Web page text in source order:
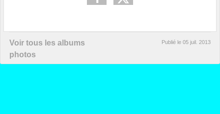
Voir tous les albums
photos
Publié le 05 juil. 2013